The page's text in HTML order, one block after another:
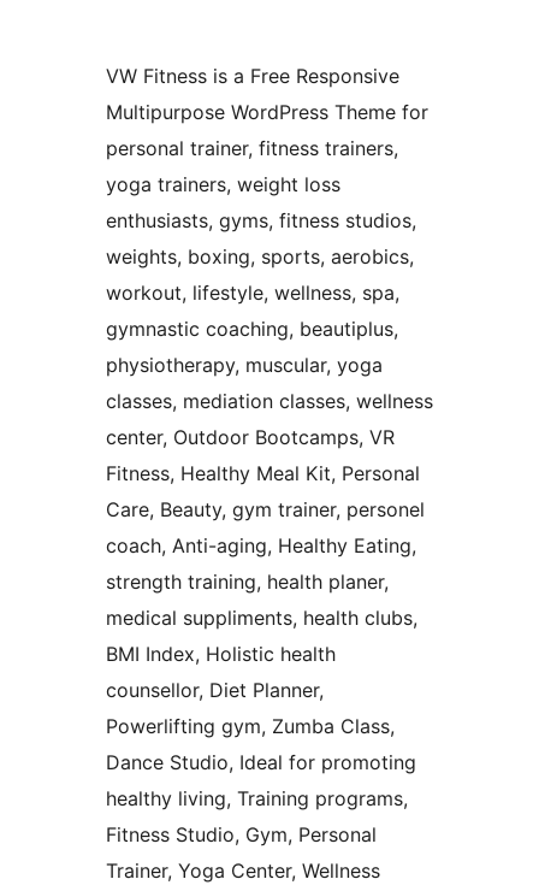
VW Fitness is a Free Responsive
Multipurpose WordPress Theme for
personal trainer, fitness trainers,
yoga trainers, weight loss
enthusiasts, gyms, fitness studios,
weights, boxing, sports, aerobics,
workout, lifestyle, wellness, spa,
gymnastic coaching, beautiplus,
physiotherapy, muscular, yoga
classes, mediation classes, wellness
center, Outdoor Bootcamps, VR
Fitness, Healthy Meal Kit, Personal
Care, Beauty, gym trainer, personel
coach, Anti-aging, Healthy Eating,
strength training, health planer,
medical suppliments, health clubs,
BMI Index, Holistic health
counsellor, Diet Planner,
Powerlifting gym, Zumba Class,
Dance Studio, Ideal for promoting
healthy living, Training programs,
Fitness Studio, Gym, Personal
Trainer, Yoga Center, Wellness